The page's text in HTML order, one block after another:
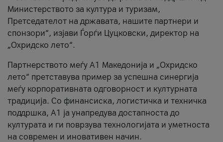
Министерството за култура и туризам,
Претседателот на државата, нашите партнери и
спонзори“, изјави Ѓорѓи Цуцковски, директор на
„Охридско лето“.
Партнерството меѓу A1 Македонија и „Охридско
лето“ претставува пример за успешна синергија
меѓу корпоративната одговорност и културната
традиција. Со финансиска, логистичка и техничка
поддршка, A1 ја унапредува достапноста до
културата и ги поврзува технологијата и уметноста
на современ и иновативен начин.